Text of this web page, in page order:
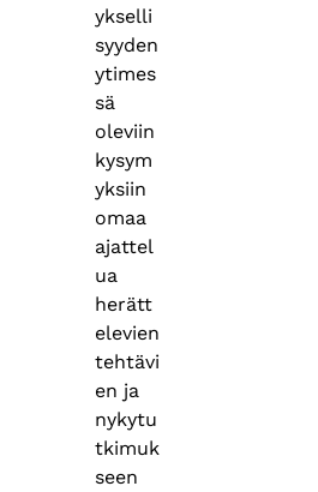
ykselli
syyden
ytimes
sä
oleviin
kysym
yksiin
omaa
ajattel
ua
herätt
elevien
tehtävi
en ja
nykytu
tkimuk
seen